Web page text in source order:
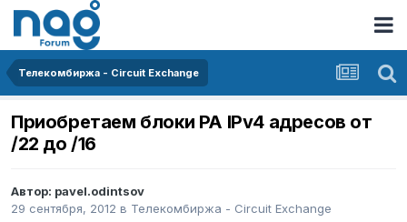
Телекомбиржа - Circuit Exchange
Приобретаем блоки PA IPv4 адресов от
/22 до /16
Автор: pavel.odintsov
29 сентября, 2012 в Телекомбиржа - Circuit Exchange